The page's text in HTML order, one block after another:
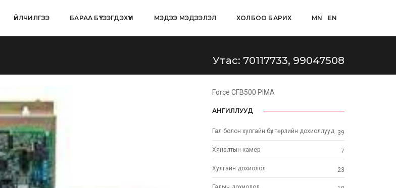
ҮЙЛЧИЛГЭЭ БАРАА БҮТЭЭГДЭХҮҮН МЭДЭЭ МЭДЭЭЛЭЛ ХОЛБОО БАРИХ MN EN
Утас: 70117733, 99047508
Force CFB500 PIMA
АНГИЛЛУУД
Гал болон хулгайн бүх төрлийн дохиоллууд 39
Хяналтын камер 7
Хулгайн дохиолол 23